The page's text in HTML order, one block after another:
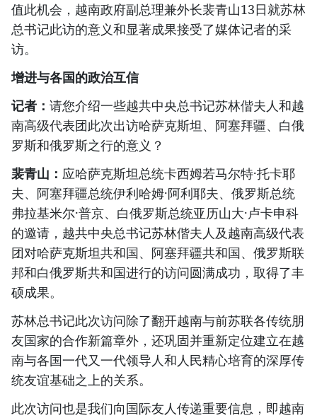
值此机会，越南政府副总理兼外长裴青山13日就苏林
总书记此访的意义和显著成果接受了媒体记者的采
访。
增进与各国的政治互信
记者： 请您介绍一些越共中央总书记苏林偕夫人和越
南高级代表团此次出访哈萨克斯坦、阿塞拜疆、白俄
罗斯和俄罗斯之行的意义？
裴青山： 应哈萨克斯坦总统卡西姆若马尔特·托卡耶
夫、阿塞拜疆总统伊利哈姆·阿利耶夫、俄罗斯总统
弗拉基米尔·普京、白俄罗斯总统亚历山大·卢卡申科
的邀请，越共中央总书记苏林偕夫人及越南高级代表
团对哈萨克斯坦共和国、阿塞拜疆共和国、俄罗斯联
邦和白俄罗斯共和国进行的访问圆满成功，取得了丰
硕成果。
苏林总书记此次访问除了翻开越南与前苏联各传统朋
友国家的合作新篇章外，还巩固并重新定位建立在越
南与各国一代又一代领导人和人民精心培育的深厚传
统友谊基础之上的关系。
此次访问也是我们向国际友人传递重要信息，即越南